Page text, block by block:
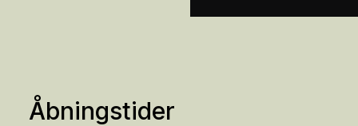
Åbningstider